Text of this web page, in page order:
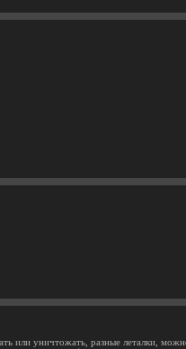
или уничтожать, разные леталки,